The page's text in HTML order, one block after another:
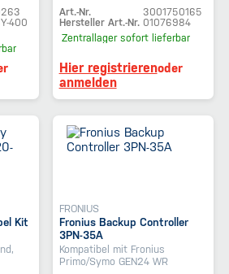
400
Art.-Nr.
3001750165
Hersteller Art.-Nr. 01076984
Zentrallager sofort lieferbar
Hier registrierenoder
anmelden
Kit
FRONIUS
Fronius Backup Controller
3PN-35A
Kompatibel mit Fronius
Primo/Symo GEN24 WR